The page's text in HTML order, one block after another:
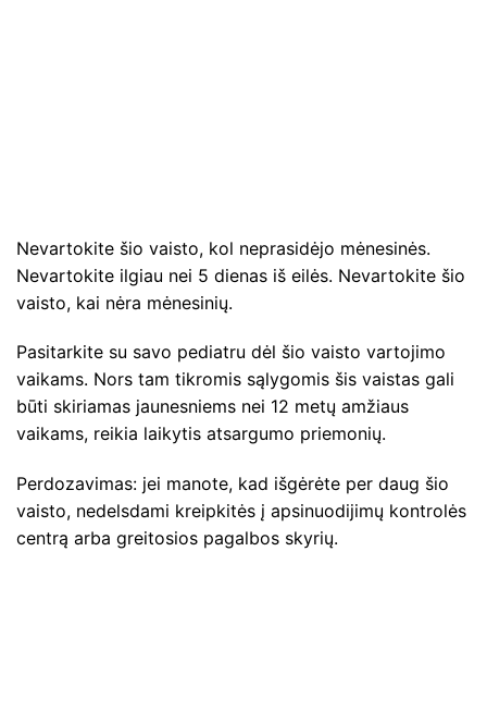
Nevartokite šio vaisto, kol neprasidėjo mėnesinės.
Nevartokite ilgiau nei 5 dienas iš eilės. Nevartokite šio
vaisto, kai nėra mėnesinių.
Pasitarkite su savo pediatru dėl šio vaisto vartojimo
vaikams. Nors tam tikromis sąlygomis šis vaistas gali
būti skiriamas jaunesniems nei 12 metų amžiaus
vaikams, reikia laikytis atsargumo priemonių.
Perdozavimas: jei manote, kad išgėrėte per daug šio
vaisto, nedelsdami kreipkitės į apsinuodijimų kontrolės
centrą arba greitosios pagalbos skyrių.